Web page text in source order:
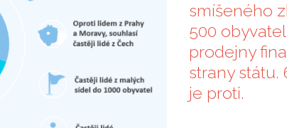
smíšeného
500
prodejny
strany státu.
je proti.